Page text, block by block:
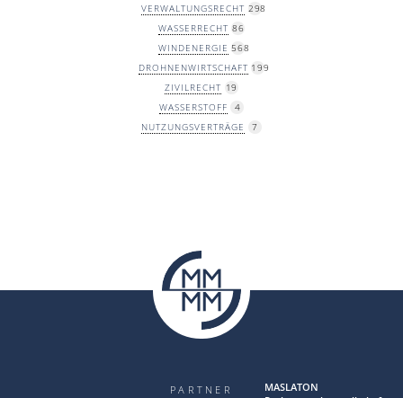
VERWALTUNGSRECHT 298
WASSERRECHT 86
WINDENERGIE 568
DROHNENWIRTSCHAFT 199
ZIVILRECHT 19
WASSERSTOFF
4
NUTZUNGSVERTRÄGE
7
PARTNER
MAS LA TON